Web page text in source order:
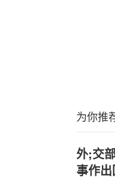
为你推
外;交
事作